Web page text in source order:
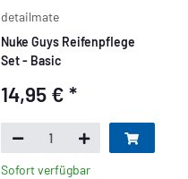
detailmate
Nuke Guys Reifenpflege
Set - Basic
14,95 € *
Sofort verfügbar